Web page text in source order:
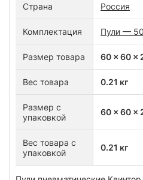
Страна Россия
Комплектация Пули —
Размер товара 60 x 60 x
Вес товара 0.21 кг
Размер с
упаковкой
60 x 60 x
Вес товара с
упаковкой
0.21 кг